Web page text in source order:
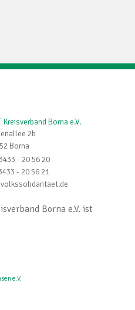
Kreisverband Borna e.V.
2b
Borna
- 20 56 20
- 20 56 21
Borna e.V. ist
e.V.